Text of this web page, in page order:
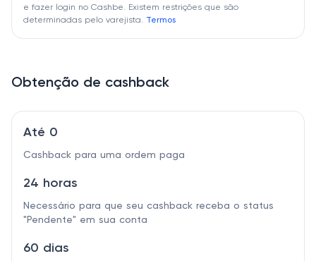
e fazer login no Cashbe. Existem restrições que são
determinadas pelo varejista. Termos
Obtenção de cashback
Até 0
Cashback para uma ordem paga
24 horas
Necessário para que seu cashback receba o status
"Pendente" em sua conta
60 dias